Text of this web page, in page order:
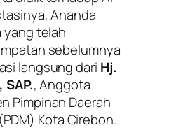
Ananda
yang telah
sebelumnya
langsung dari Hj.
, Anggota
Pimpinan Daerah
Kota Cirebon.